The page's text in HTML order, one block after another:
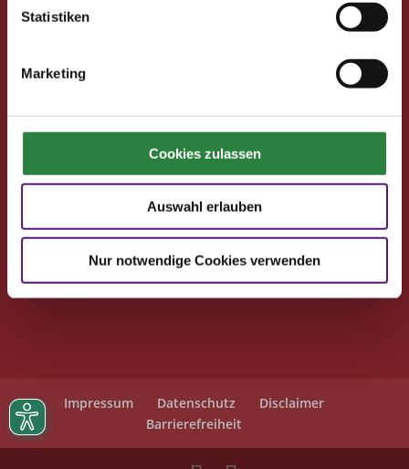
Statistiken
Marketing
Cookies zulassen
Auswahl erlauben
Nur notwendige Cookies verwenden
Club-Newsletter
Seminare
Reisen
Deutsche Reiterliche Vereinigung
Freiherr-von-Langen-Str. 13
48231 Warendorf
: club@fn-dokr.de
Impressum Datenschutz
Disclaimer
Barrierefreiheit